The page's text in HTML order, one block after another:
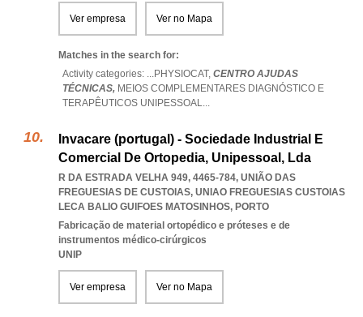
Ver empresa Ver no Mapa
Matches in the search for:
Activity categories: ...PHYSIOCAT, CENTRO AJUDAS
TÉCNICAS, MEIOS COMPLEMENTARES DIAGNÓSTICO E
TERAPÊUTICOS UNIPESSOAL...
Invacare (portugal) - Sociedade Industrial E
Comercial De Ortopedia, Unipessoal, Lda
R DA ESTRADA VELHA 949, 4465-784, UNIÃO DAS
FREGUESIAS DE CUSTOIAS, UNIAO FREGUESIAS CUSTOIAS
LECA BALIO GUIFOES MATOSINHOS, PORTO
Fabricação de material ortopédico e próteses e de
instrumentos médico-cirúrgicos
UNIP
Ver empresa Ver no Mapa